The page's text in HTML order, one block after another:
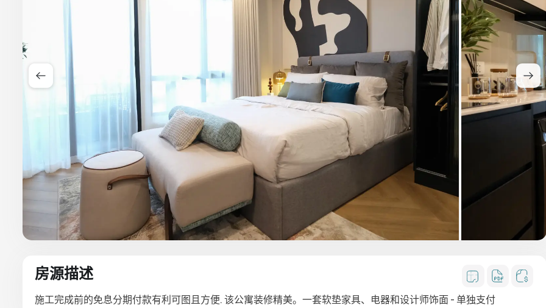
房源描述
施工完成前的免息分期付款有利可图且方便. 该公寓装修精美。一套软垫家具、电器和设计师饰面 - 单独支付